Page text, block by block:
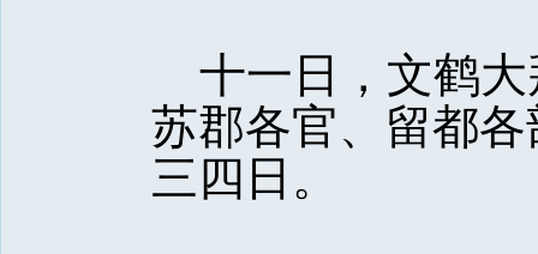
十一日，文鹤大
苏郡各官、留都
三四日。